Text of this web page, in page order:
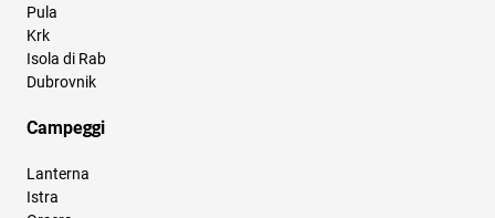
Pula
Krk
Isola di Rab
Dubrovnik
Campeggi
Lanterna
Istra